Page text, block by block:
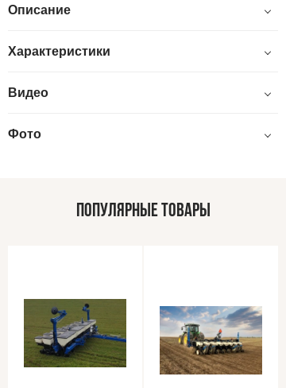
Описание
Характеристики
Видео
Фото
ПОПУЛЯРНЫЕ ТОВАРЫ